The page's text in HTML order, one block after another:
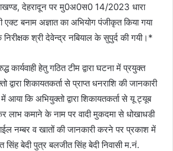
देहरादून पर मु0अ0स0 14/2023 धारा
बनाम अज्ञात का अभियोग पंजीकृत किया गया
श्री देवेन्द्र नबियाल के सुपुर्द की गयी।*
कार्यवाही हेतु गठित टीम द्वारा घटना में प्रयुक्त
द्वारा शिकायतकर्ता से प्राप्त धनराशि की जानकारी
आया कि अभियुक्तो द्वारा शिकायतकर्ता से यू ट्यूब
लाभ कमाने के नाम पर वादी मुकदमा से धोखाधडी
नम्बर व खातों की जानकारी करने पर प्रकाश में
बेदी पुत्र बलजीत सिंह बेदी निवासी म.नं.